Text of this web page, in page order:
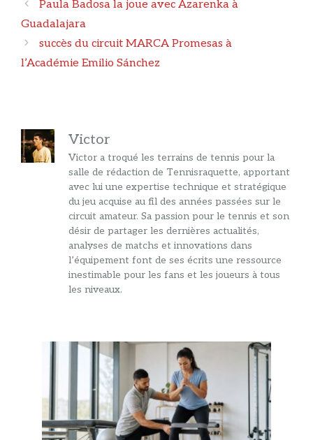
Navigation
des
Paula Badosa la joue avec Azarenka à
Guadalajara
succès du circuit MARCA Promesas à
l’Académie Emilio Sánchez
Victor
Victor a troqué les terrains de tennis pour la
salle de rédaction de Tennisraquette, apportant
avec lui une expertise technique et stratégique
du jeu acquise au fil des années passées sur le
circuit amateur. Sa passion pour le tennis et son
désir de partager les dernières actualités,
analyses de matchs et innovations dans
l’équipement font de ses écrits une ressource
inestimable pour les fans et les joueurs à tous
les niveaux.